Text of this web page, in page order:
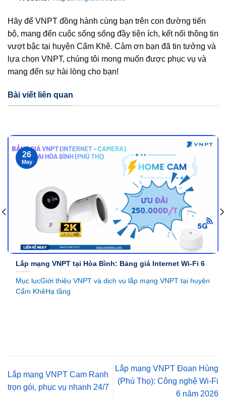
Hãy để VNPT đồng hành cùng bạn trên con đường tiến
bộ, mang đến cuộc sống sống đầy tiện ích, kết nối thông tin
vượt bậc tại huyện Cẩm Khê. Cảm ơn bạn đã tin tưởng và
lựa chọn VNPT, chúng tôi mong muốn được phục vụ và
mang đến sự hài lòng cho bạn!
Bài viết liên quan
Lắp mạng VNPT tại Hòa Bình: Bảng giá Internet Wi-Fi 6
Mục lụcGiới thiệu VNPT và dịch vụ lắp mạng VNPT tại huyện
Cẩm KhêHạ tầng
26
May
Lắp mạng VNPT Cam Ranh
trọn gói, phục vụ nhanh 24/7
Lắp mạng VNPT Đoan Hùng
(Phú Thọ): Công nghệ Wi-Fi
6 năm 2026